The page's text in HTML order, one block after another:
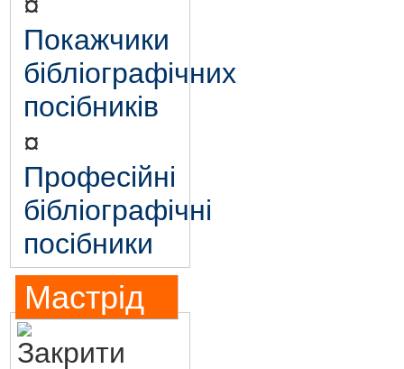
Покажчики
бібліографічних
посібників
¤
Професійні
бібліографічні
посібники
Мастрід